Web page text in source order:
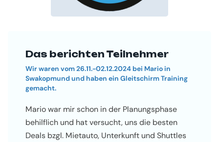
Das berichten Teilnehmer
Wir waren vom 26.11.-02.12.2024 bei Mario in
Swakopmund und haben ein Gleitschirm Training
gemacht.
Mario war mir schon in der Planungsphase
behilflich und hat versucht, uns die besten
Deals bzgl. Mietauto, Unterkunft und Shuttles